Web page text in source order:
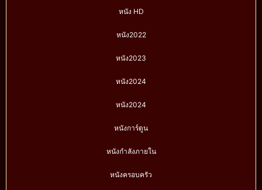
หนัง HD
หนัง2022
หนัง2023
หนัง2024
หนัง2024
หนังการ์ตูน
หนังกำลังภายใน
หนังครอบครัว